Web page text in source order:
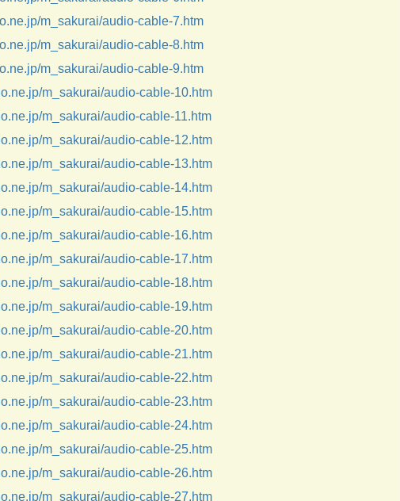
m_sakurai/audio-cable-7.htm
m_sakurai/audio-cable-8.htm
m_sakurai/audio-cable-9.htm
m_sakurai/audio-cable-10.htm
m_sakurai/audio-cable-11.htm
m_sakurai/audio-cable-12.htm
m_sakurai/audio-cable-13.htm
m_sakurai/audio-cable-14.htm
m_sakurai/audio-cable-15.htm
m_sakurai/audio-cable-16.htm
m_sakurai/audio-cable-17.htm
m_sakurai/audio-cable-18.htm
m_sakurai/audio-cable-19.htm
m_sakurai/audio-cable-20.htm
m_sakurai/audio-cable-21.htm
m_sakurai/audio-cable-22.htm
m_sakurai/audio-cable-23.htm
m_sakurai/audio-cable-24.htm
m_sakurai/audio-cable-25.htm
m_sakurai/audio-cable-26.htm
m_sakurai/audio-cable-27.htm